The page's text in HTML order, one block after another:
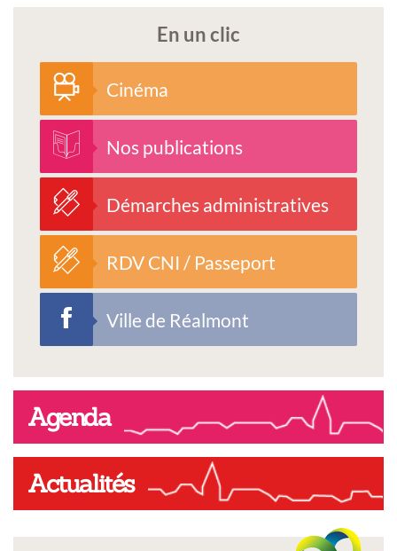
En un clic
Cinéma
Nos publications
Démarches administratives
RDV CNI / Passeport
Ville de Réalmont
Agenda
Actualités